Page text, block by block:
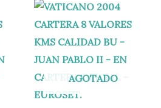
AGOTADO